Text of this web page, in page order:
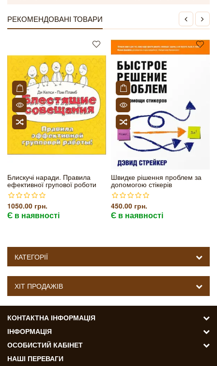
РЕКОМЕНДОВАНІ ТОВАРИ
Блискучі наради. Правила
ефективної групової роботи
1050.00 грн.
Є в наявності
Швидке рішення проблем за
допомогою стікерів
450.00 грн.
Є в наявності
КАТЕГОРІЇ
ХІТ ПРОДАЖІВ
КОНТАКТНА ІНФОРМАЦІЯ
ІНФОРМАЦІЯ
ОСОБИСТИЙ КАБІНЕТ
НАШІ ПЕРЕВАГИ